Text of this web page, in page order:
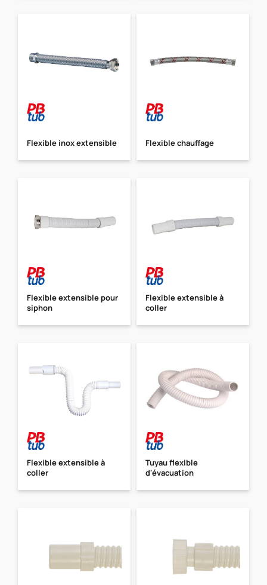
Flexible inox extensible Flexible chauffage
Flexible extensible pour
siphon
Flexible extensible à
coller
Flexible extensible à
coller
Tuyau flexible
d'évacuation